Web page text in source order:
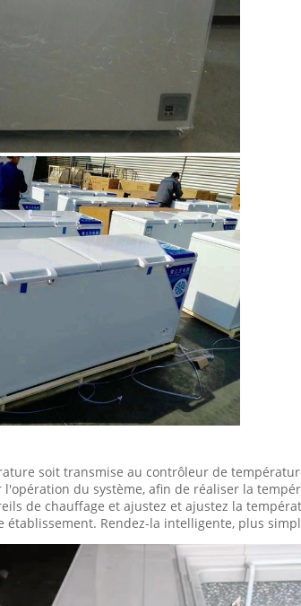
bientôt!
soit transmise au contrôleur de
du système, afin de réaliser la
de chauffage et ajustez et ajustez la
Rendez-la intelligente, plus